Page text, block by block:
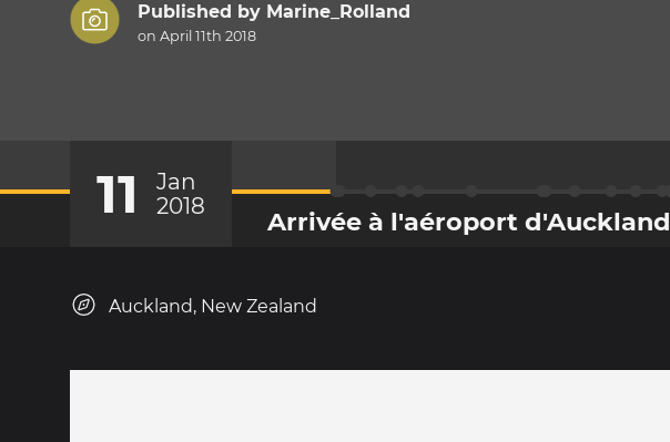
Published by Marine_Rolland
on April 11th 2018
11
Jan
2018
Arrivée à l'aéroport d'Auckland
Auckland, New Zealand